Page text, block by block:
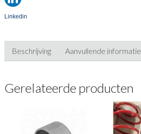
Linkedin
Beschrijving Aanvullende informatie
Gerelateerde producten